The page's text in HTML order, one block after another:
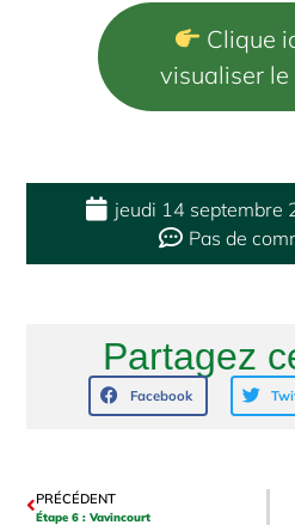
Clique
visualiser le
jeudi 14 septembre
Pas de
Partagez
Facebook
PRÉCÉDENT
Étape 6 : Vavincourt